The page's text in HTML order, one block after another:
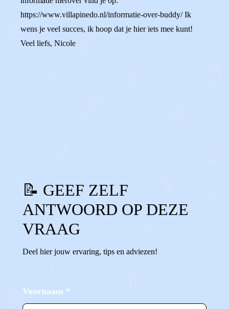
https://www.villapinedo.nl/informatie-over-buddy/ Ik
wens je veel succes, ik hoop dat je hier iets mee kunt!
Veel liefs, Nicole
📝 GEEF ZELF
ANTWOORD OP DEZE
VRAAG
Deel hier jouw ervaring, tips en adviezen!
Voornaam *